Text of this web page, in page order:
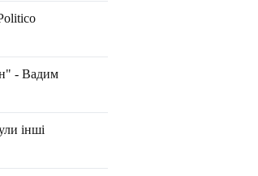
- Вадим
інші